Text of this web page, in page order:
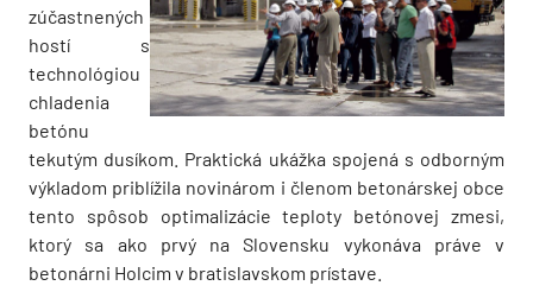
zúčastnených
hostí s
technológiou
chladenia
betónu
tekutým dusíkom. Praktická ukážka spojená s odborným
výkladom priblížila novinárom i členom betonárskej obce
tento spôsob optimalizácie teploty betónovej zmesi,
ktorý sa ako prvý na Slovensku vykonáva práve v
betonárni Holcim v bratislavskom prístave.